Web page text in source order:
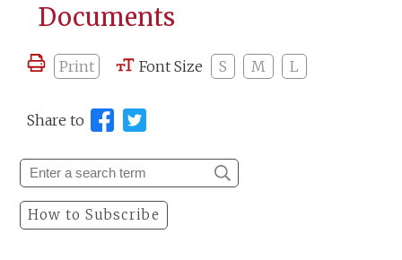
Documents
Print Font Size S M L
Share to
How to Subscribe